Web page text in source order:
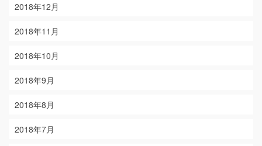
2018年12月
2018年11月
2018年10月
2018年9月
2018年8月
2018年7月